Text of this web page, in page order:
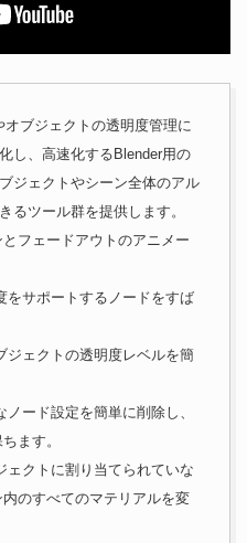
ブジェクトの透明度管理に
し、高速化するBlender用の
ジェクトやシーン全体のアル
るツール群を提供します。
フェードアウトのアニメー
をサポートするノードをすば
ジェクトの透明度レベルを簡
ード設定を簡単に削除し、
ます。
ェクトに割り当てられていな
のすべてのマテリアルを変